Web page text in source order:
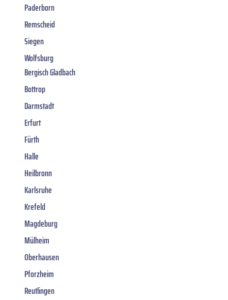
Paderborn
Remscheid
Siegen
Wolfsburg
Bergisch Gladbach
Bottrop
Darmstadt
Erfurt
Fürth
Halle
Heilbronn
Karlsruhe
Krefeld
Magdeburg
Mülheim
Oberhausen
Pforzheim
Reutlingen